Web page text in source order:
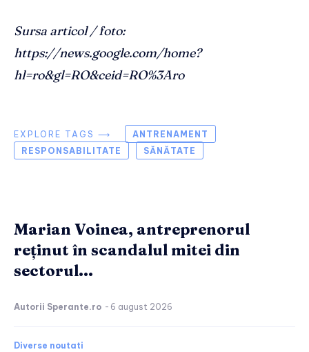
Sursa articol / foto:
https://news.google.com/home?
hl=ro&gl=RO&ceid=RO%3Aro
EXPLORE TAGS ⟶
ANTRENAMENT
RESPONSABILITATE
SĂNĂTATE
Marian Voinea, antreprenorul
reținut în scandalul mitei din
sectorul...
Autorii Sperante.ro - 6 august 2026
Diverse noutati